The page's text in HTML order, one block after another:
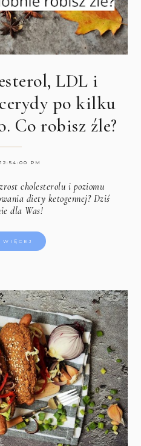
LDL i
po kilku
Co robisz źle?
PM
cholesterolu i poziomu
diety ketogennej? Dziś
dla Was!
WIĘCEJ